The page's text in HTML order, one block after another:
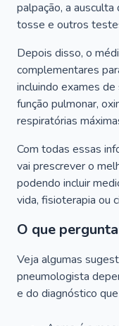
palpação, a
tosse e outros
Depois disso, o
complementares
incluindo exames
função pulmonar,
respiratórias
Com todas essas
vai prescrever o
podendo incluir
vida, fisioterapia ou
O que
Veja algumas
pneumologista
e do diagnóstico